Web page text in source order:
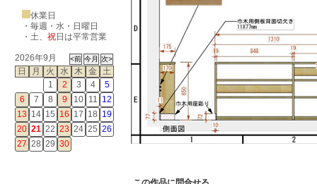
休業日
・毎週・水・日曜日
・ 土、 祝日は平常営業
2026年9月
日
月 火 水 木 金
土
1
2 3 4
5
6
7 8 9 10 11 12
13 14 15 16 17 18 19
20 21 22 23 24 25 26
27 28 29 30